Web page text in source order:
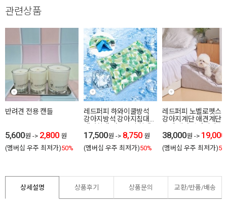
관련상품
반려견 전용 캔들
5,600원 -> 2,800 원
(멤버십 우주 최저가)50%
레드퍼피 하와이쿨방석
강아지방석 강아지침대
시원한 유모차방석
17,500원 -> 8,750 원
(멤버십 우주 최저가)50%
레드퍼피 노벨로펫스
강아지계단 애견계단
애견펫스텝 방석
38,000원 -> 19,000
(멤버십 우주 최저가)
상세설명 상품후기 상품문의 교환/반품/배송